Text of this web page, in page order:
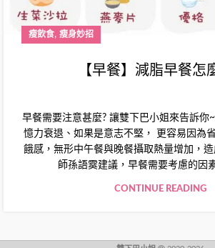
瘦飲食, 瘦身妙招
【早餐】減脂早餐怎
早餐需要注意甚麼? 讓雙下巴小姐來告訴你
憶力衰退、如果是意志不堅， 更容易因為
餓感，無形中午餐與晚餐攝取熱量增加，
師孫語霙建議，早餐需要考慮的因
CONTINUE READING